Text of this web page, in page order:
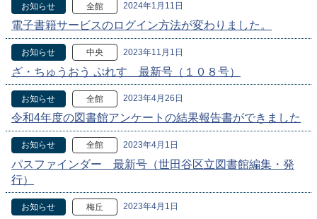
お知らせ 全館 2024年1月11日
電子書籍サービスのログイン方法が変わりました。
お知らせ 中央 2023年11月1日
ざ・ちゅうおう ぷれす 最新号（１０８号）
お知らせ 全館 2023年4月26日
令和4年度の図書館アンケートの結果報告書ができました
お知らせ 全館 2023年4月1日
パスファインダー 最新号（世田谷区立図書館編集・発
行）
お知らせ 梅丘 2023年4月1日